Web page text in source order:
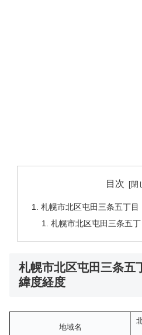
目次
札幌市北区屯田三条五丁
札幌市北区屯田三条五
札幌市北区屯田三条五
緯度経度
地域名